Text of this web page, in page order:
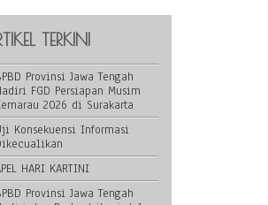
TERKINI
Provinsi Jawa Tengah
FGD Persiapan Musim
2026 di Surakarta
Konsekuensi Informasi
HARI KARTINI
Provinsi Jawa Tengah